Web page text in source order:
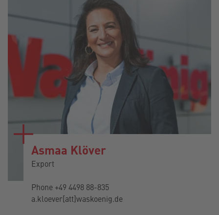
Asmaa Klöver
Export
Phone +49 4498 88-835
a.kloever[att]waskoenig.de